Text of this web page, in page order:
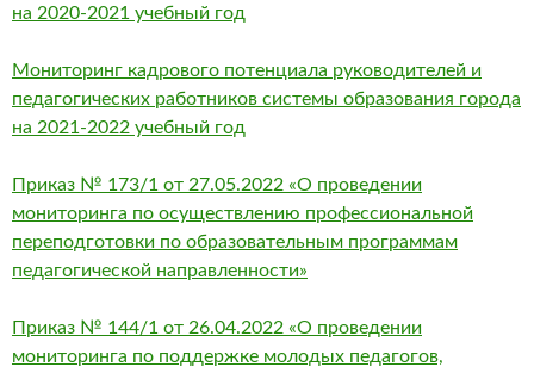
на 2020-2021 учебный год
Мониторинг кадрового потенциала руководителей и
педагогических работников системы образования города
на 2021-2022 учебный год
Приказ № 173/1 от 27.05.2022 «О проведении
мониторинга по осуществлению профессиональной
переподготовки по образовательным программам
педагогической направленности»
Приказ № 144/1 от 26.04.2022 «О проведении
мониторинга по поддержке молодых педагогов,